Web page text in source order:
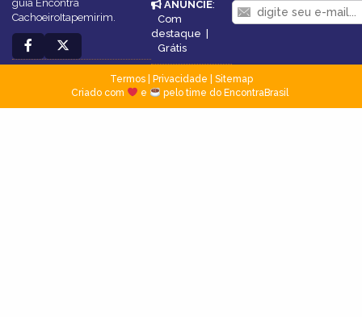
guia Encontra
CachoeiroItapemirim.
ANUNCIE:
Com
destaque |
Grátis
Termos| Privacidade
Sitemap
Criado com
e pelo time do EncontraBrasil